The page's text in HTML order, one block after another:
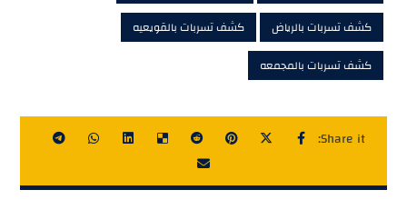
كشف تسربات بالرياض
كشف تسربات بالقويعيه
كشف تسربات بالمجمعه